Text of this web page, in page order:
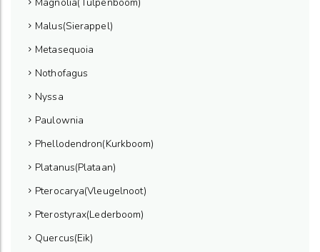
Malus(Sierappel)
Metasequoia
Nothofagus
Nyssa
Paulownia
Phellodendron(Kurkboom)
Platanus(Plataan)
Pterocarya(Vleugelnoot)
Pterostyrax(Lederboom)
Quercus(Eik)